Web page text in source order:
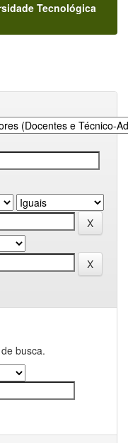
Tecnológica
busca.